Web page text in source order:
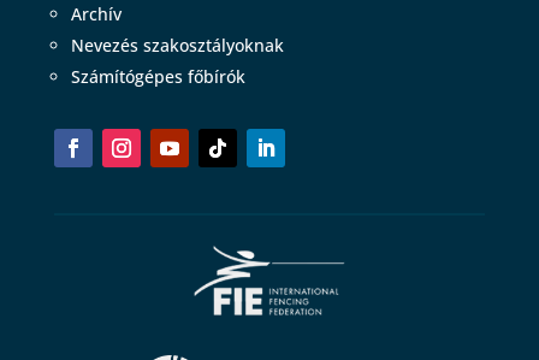
Archív
Nevezés szakosztályoknak
Számítógépes főbírók